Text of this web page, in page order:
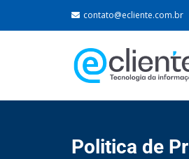
contato@ecliente.com.br
Politica de